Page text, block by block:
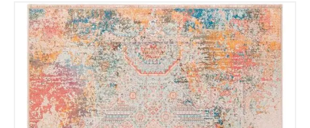
Acuerdo RGPD*
Doy mi consentimiento para que
esta web almacene la
información que envío para que
puedan responder a mi petición.
Recibir mi oferta